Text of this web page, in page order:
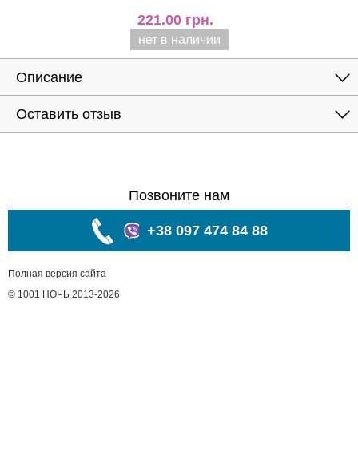
221.00 грн.
нет в наличии
Описание
Оставить отзыв
Позвоните нам
+38 097 474 84 88
Полная версия сайта
© 1001 НОЧЬ 2013-2026